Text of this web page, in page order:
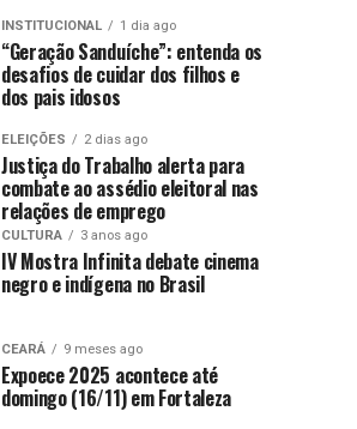
INSTITUCIONAL 1 dia ago
“Geração Sanduíche”: entenda os
desafios de cuidar dos filhos e
dos pais idosos
ELEIÇÕES 2 dias ago
Justiça do Trabalho alerta para
combate ao assédio eleitoral nas
relações de emprego
CULTURA 3 anos ago
IV Mostra Infinita debate cinema
negro e indígena no Brasil
CEARÁ 9 meses ago
Expoece 2025 acontece até
domingo (16/11) em Fortaleza